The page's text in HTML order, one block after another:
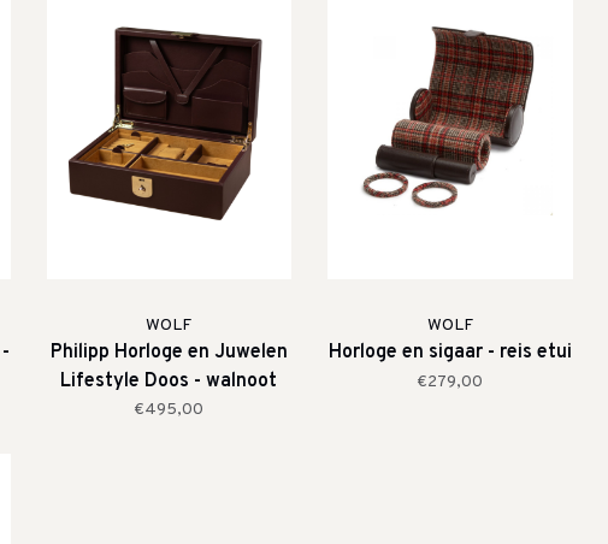
WOLF
Philipp Horloge en Juwelen
Lifestyle Doos - walnoot
€495,00
WOLF
Horloge en sigaar - reis etui
€279,00